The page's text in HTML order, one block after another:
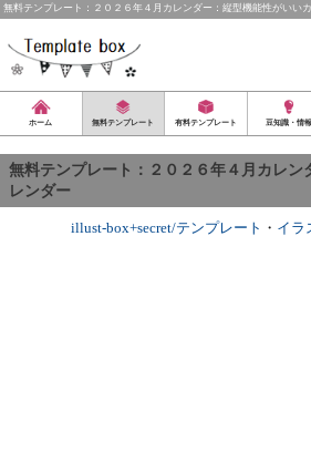
無料テンプレート：２０２６年４月カレンダー：縦型機能性がいい
ホーム 無料テンプレート 有料テンプレート 豆知識・情報
無料テンプレート：２０２６年４月カレン
レンダー
illust-box+secret/テンプレート ・ イラ